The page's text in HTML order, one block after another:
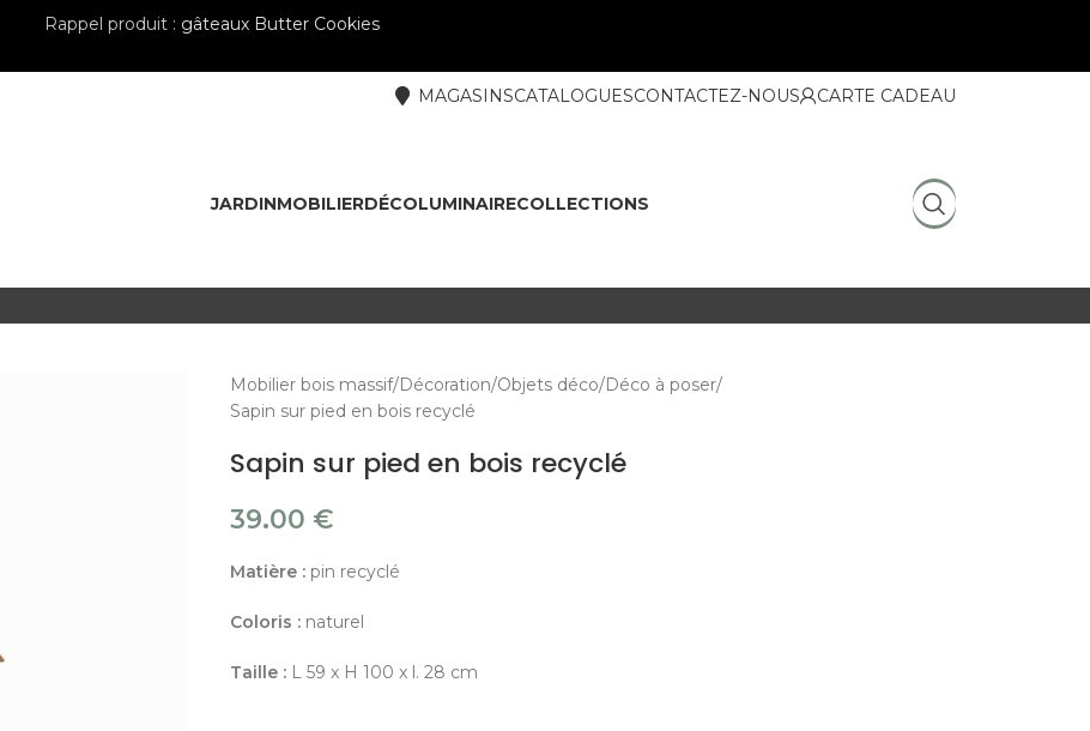
Rappel produit : gâteaux Butter Cookies
MAGASINSCATALOGUESCONTACTEZ-NOUS CARTE CADEAU
JARDINMOBILIERDÉCOLUMINAIRECOLLECTIONS
Mobilier bois massif Décoration Objets déco Déco à poser
Sapin sur pied en bois recyclé
Sapin sur pied en bois recyclé
39.00 €
Matière :pin recyclé
Coloris :naturel
Taille :L 59 x H 100 x l. 28 cm